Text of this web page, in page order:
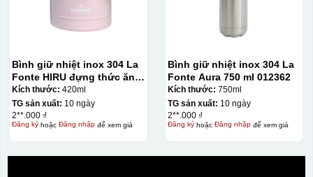
Bình giữ nhiệt inox 304 La
Fonte HIRU đựng thức ăn
420 ml – 012348
Kích thước: 420ml
TG sản xuất: 10 ngày
2**.000 ₫
Đăng kýhoặc Đăng nhậpđể xem giá
Bình giữ nhiệt inox 304 La
Fonte Aura 750 ml 012362
Kích thước: 750ml
TG sản xuất: 10 ngày
2**.000 ₫
Đăng kýhoặc Đăng nhậpđể xem giá